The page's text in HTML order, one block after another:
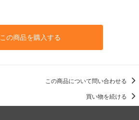
この商品を購入する
この商品について問い合わせる
買い物を続ける